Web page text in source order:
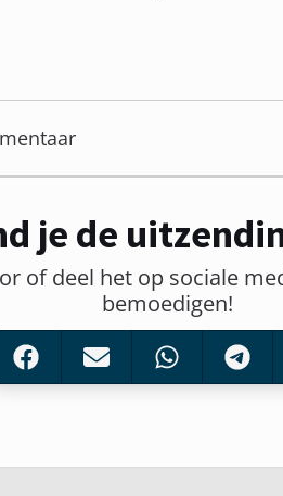
je de
of deel het op sociale
bemoedigen!